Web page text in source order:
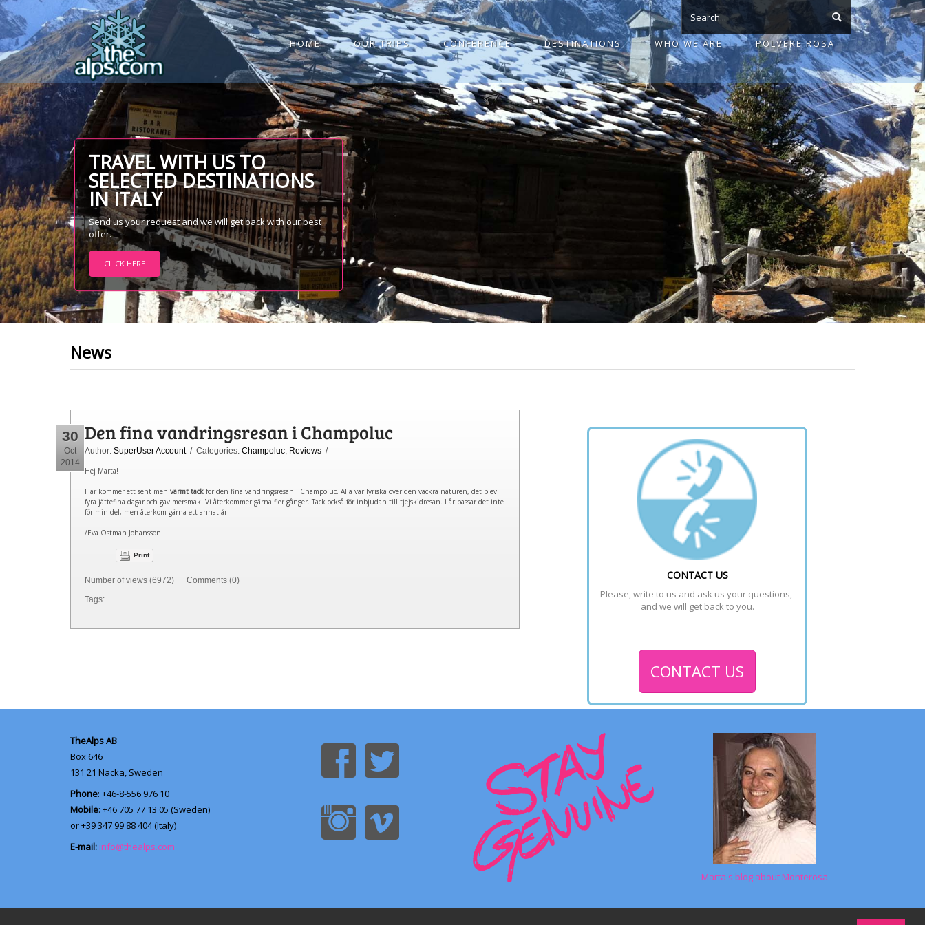
HOME OUR TRIPS CONFERENCE DESTINATIONS WHO WE ARE POLVERE ROSA
TRAVEL WITH US TO
SELECTED DESTINATIONS
IN ITALY
Send us your request and we will get back with our best
offer.
CLICK HERE
News
30
Oct
2014
Den fina vandringsresan i Champoluc
Author: SuperUser Account/ Categories: Champoluc Reviews /
Hej Marta!
Här kommer ett sent men varmt tack för den fina vandringsresan i Champoluc. Alla var lyriska över den vackra naturen, det blev
fyra jättefina dagar och gav mersmak. Vi återkommer gärna fler gånger. Tack också för inbjudan till tjejskidresan. I år passar det inte
för min del, men återkom gärna ett annat år!
/Eva Östman Johansson
Print
Number of views (6972) Comments (0)
Tags:
CONTACT US
Please, write to us and ask us your questions,
and we will get back to you.
CONTACT US
TheAlps AB
Box 646
131 21 Nacka, Sweden
Phone: +46-8-556 976 10
Mobile: +46 705 77 13 05 (Sweden)
or +39 347 99 88 404 (Italy)
E-mail: info@thealps.com
Marta's blog about Monterosa